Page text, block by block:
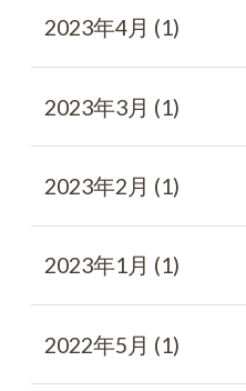
2023年4月 (1)
2023年3月 (1)
2023年2月 (1)
2023年1月 (1)
2022年5月 (1)